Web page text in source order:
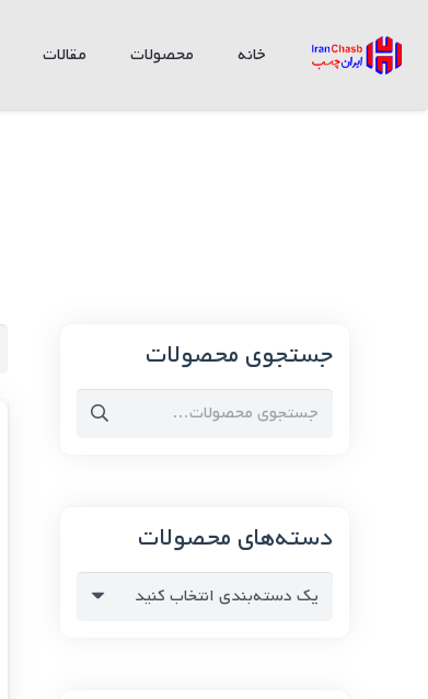
خانه محصولات مقالات
جستجوی محصولات
جستجو
دسته‌های محصولات
یک دسته‌بندی انتخاب کنید